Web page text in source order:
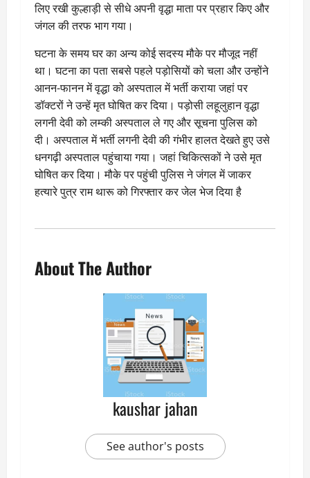
लिए रखी कुल्हाड़ी से सीधे अपनी वृद्धा माता पर प्रहार किए और
जंगल की तरफ भाग गया।
घटना के समय घर का अन्य कोई सदस्य मौके पर मौजूद नहीं
था। घटना का पता सबसे पहले पड़ोसियों को चला और उन्होंने
आनन-फानन में वृद्धा को अस्पताल में भर्ती कराया जहां पर
डॉक्टरों ने उन्हें मृत घोषित कर दिया। पड़ोसी लहूलुहान वृद्धा
लगनी देवी को लम्की अस्पताल ले गए और सूचना पुलिस को
दी। अस्पताल में भर्ती लगनी देवी की गंभीर हालत देखते हुए उसे
धनगढ़ी अस्पताल पहुंचाया गया। जहां चिकित्सकों ने उसे मृत
घोषित कर दिया। मौके पर पहुंची पुलिस ने जंगल में जाकर
हत्यारे पुत्र राम थारू को गिरफ्तार कर जेल भेज दिया है
About The Author
kaushar jahan
See author's posts